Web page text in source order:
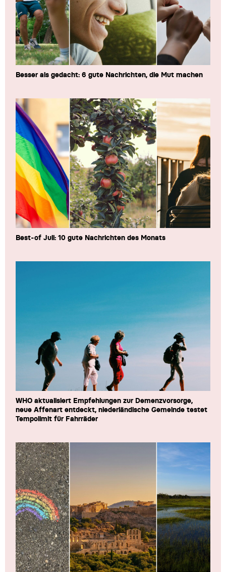
Besser als gedacht: 6 gute Nachrichten, die Mut machen
Best-of Juli: 10 gute Nachrichten des Monats
WHO aktualisiert Empfehlungen zur Demenzvorsorge,
neue Affenart entdeckt, niederländische Gemeinde testet
Tempolimit für Fahrräder